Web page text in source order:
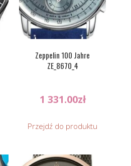
Zeppelin 100 Jahre
ZE_8670_4
1 331.00zł
Przejdź do produktu